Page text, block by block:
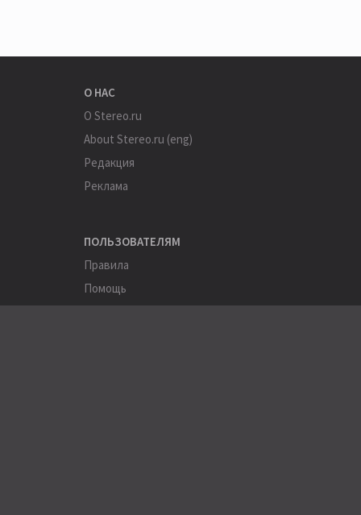
О НАС
О Stereo.ru
About Stereo.ru (eng)
Редакция
Реклама
ПОЛЬЗОВАТЕЛЯМ
Правила
Помощь